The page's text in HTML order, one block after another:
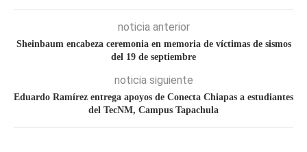
noticia anterior
Sheinbaum encabeza ceremonia en memoria de víctimas de sismos
del 19 de septiembre
noticia siguiente
Eduardo Ramírez entrega apoyos de Conecta Chiapas a estudiantes
del TecNM, Campus Tapachula